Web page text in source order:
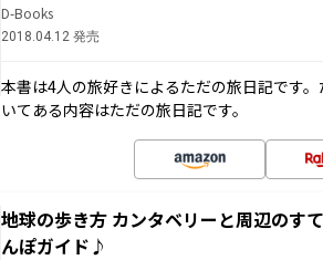
D-Books
2018.04.12 発売
本書は4人の旅好きによるただの旅日記です
いてある内容はただの旅日記です。
地球の歩き方 カンタベリーと周辺のす
んぽガイド♪